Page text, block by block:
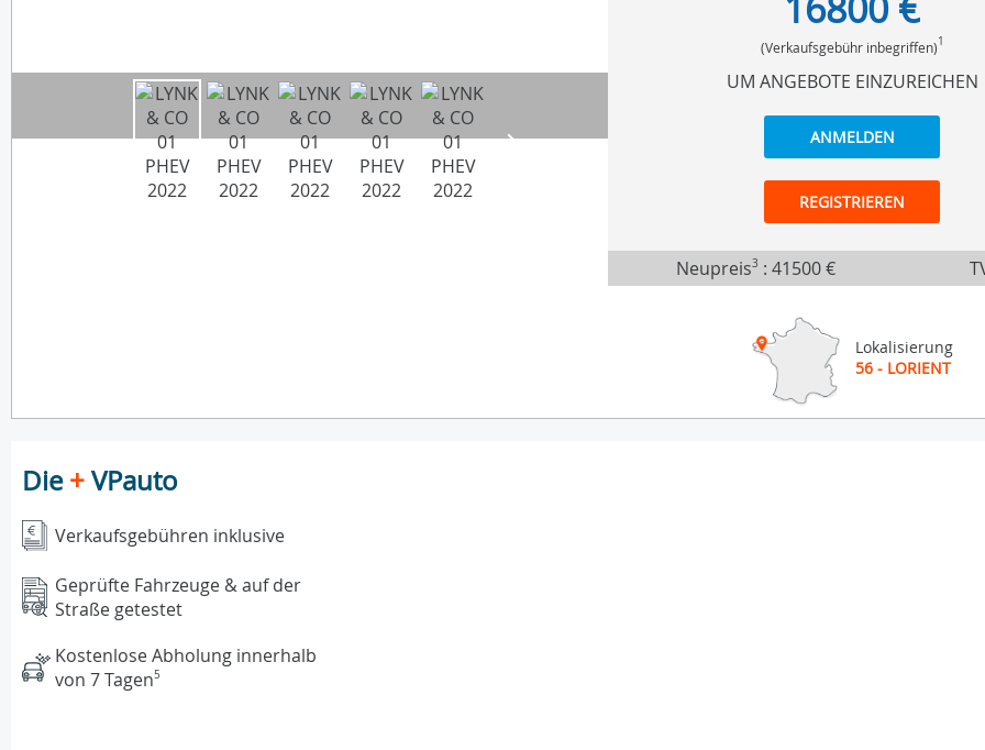
(Verkaufsgebühr inbegriffen)1
UM ANGEBOTE EINZUREICHEN
ANMELDEN
REGISTRIEREN
Neupreis3 :41500 €
Lokalisierung
56 - LORIENT
Die+VPauto
Verkaufsgebühren inklusive
Geprüfte Fahrzeuge & auf der
Straße getestet
Kostenlose Abholung innerhalb
von 7 Tagen5